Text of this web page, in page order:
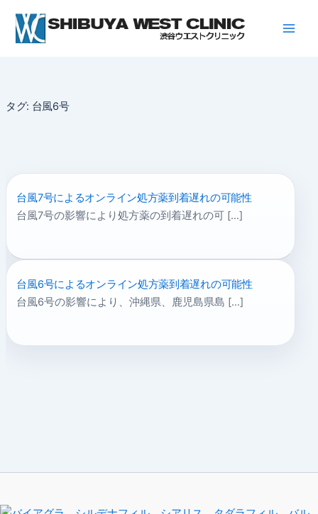
プタグ: 台風6号
台風7号によるオンライン処方薬到着遅れの可能性
台風7号の影響により処方薬の到着遅れの可 […]
台風6号によるオンライン処方薬到着遅れの可能性
台風6号の影響により、沖縄県、鹿児島県島 […]